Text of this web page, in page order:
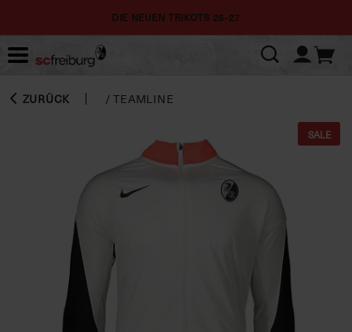
DIE NEUEN TRIKOTS 26-27
ZURÜCK /TEAMLINE
SALE